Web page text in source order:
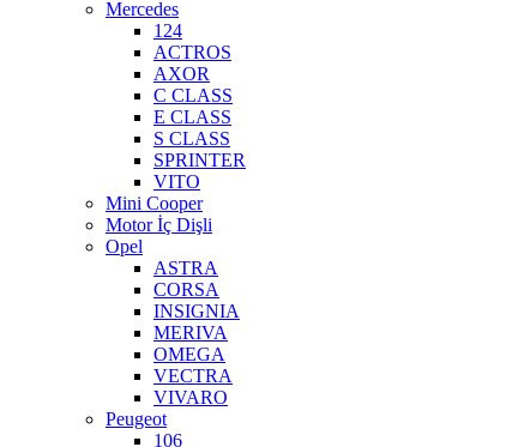
Mercedes
124
ACTROS
AXOR
C CLASS
E CLASS
S CLASS
SPRINTER
VITO
Mini Cooper
Motor İç Dişli
Opel
ASTRA
CORSA
INSIGNIA
MERIVA
OMEGA
VECTRA
VIVARO
Peugeot
106